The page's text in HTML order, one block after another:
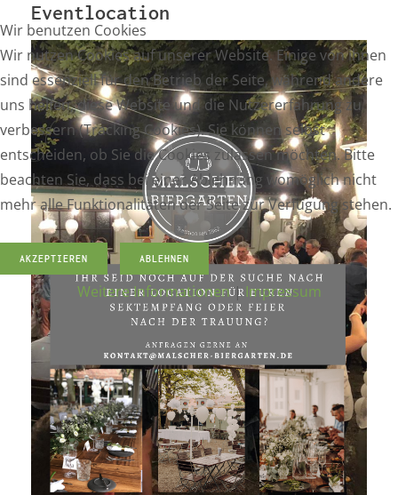
Eventlocation
Wir benutzen Cookies
Wir nutzen Cookies auf unserer Website. Einige von ihnen
sind essenziell für den Betrieb der Seite, während andere
uns helfen, diese Website und die Nutzererfahrung zu
verbessern (Tracking Cookies). Sie können selbst
entscheiden, ob Sie die Cookies zulassen möchten. Bitte
beachten Sie, dass bei einer Ablehnung womöglich nicht
mehr alle Funktionalitäten der Seite zur Verfügung stehen.
AKZEPTIEREN ABLEHNEN
Weitere Informationen|Impressum